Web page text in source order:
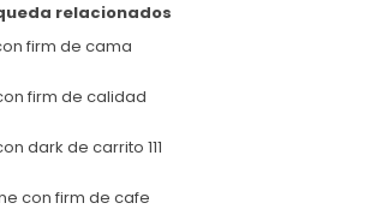
relacionados
firm de cama
firm de calidad
dark de carrito 111
con firm de cafe